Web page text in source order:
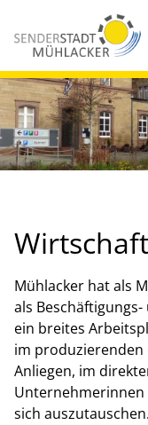
Mühlacker hat als
als
ein breites
im produzierenden
Anliegen, im
sich auszutauschen.